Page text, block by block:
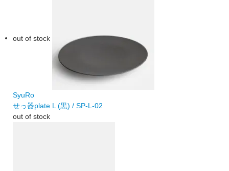
out of stock
SyuRo
せっ器plate L (黒) / SP-L-02
out of stock